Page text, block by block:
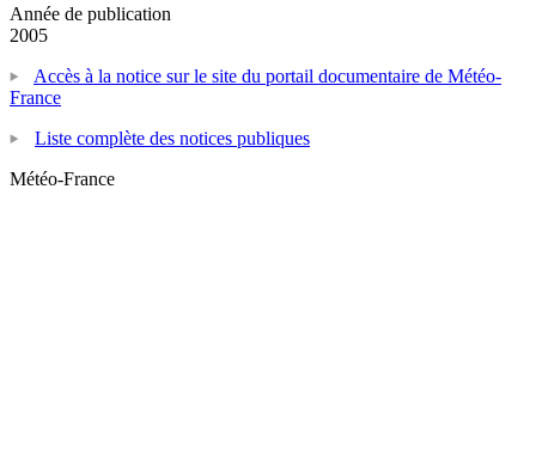
Année de publication
2005
Accès à la notice sur le site du portail documentaire de Météo-
France
Liste complète des notices publiques
Météo-France